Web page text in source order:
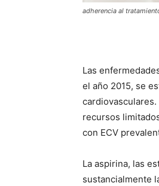
adherencia al
Las
el año 2015, se
cardiovasculares.
recursos
con ECV
La aspirina, las
sustancialmente